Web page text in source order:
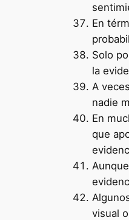
En
Solo
la
A
nadie
En
que
visual